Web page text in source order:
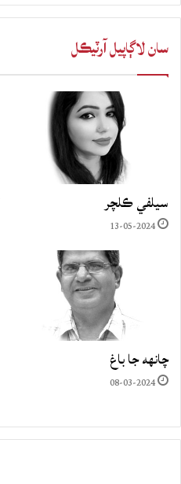
سان لاڳاپيل آرٽيڪل
سيلفي ڪلچر
13-05-2024
چانهه جا باغ
08-03-2024